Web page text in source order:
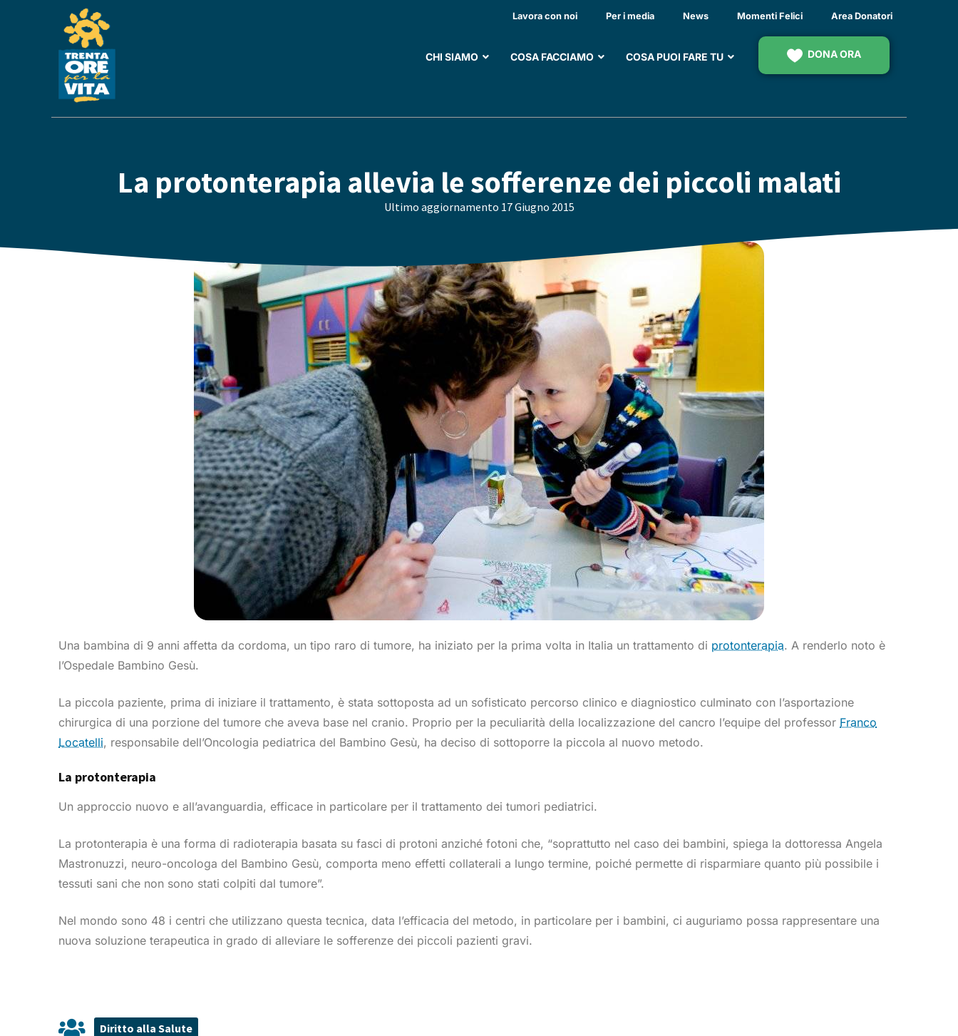
Lavora con noi Per i media News Momenti Felici Area Donatori
CHI SIAMO COSA FACCIAMO COSA PUOI FARE TU DONA ORA
La protonterapia allevia le sofferenze dei piccoli malati
Ultimo aggiornamento 17 Giugno 2015
Una bambina di 9 anni affetta da cordoma, un tipo raro di tumore, ha iniziato per la prima volta in Italia un trattamento di protonterapia. A renderlo noto è
l’Ospedale Bambino Gesù.
La piccola paziente, prima di iniziare il trattamento, è stata sottoposta ad un sofisticato percorso clinico e diagniostico culminato con l’asportazione
chirurgica di una porzione del tumore che aveva base nel cranio. Proprio per la peculiarità della localizzazione del cancro l’equipe del professor Franco
Locatelli, responsabile dell’Oncologia pediatrica del Bambino Gesù, ha deciso di sottoporre la piccola al nuovo metodo.
La protonterapia
Un approccio nuovo e all’avanguardia, efficace in particolare per il trattamento dei tumori pediatrici.
La protonterapia è una forma di radioterapia basata su fasci di protoni anziché fotoni che, “soprattutto nel caso dei bambini, spiega la dottoressa Angela
Mastronuzzi, neuro-oncologa del Bambino Gesù, comporta meno effetti collaterali a lungo termine, poiché permette di risparmiare quanto più possibile i
tessuti sani che non sono stati colpiti dal tumore”.
Nel mondo sono 48 i centri che utilizzano questa tecnica, data l’efficacia del metodo, in particolare per i bambini, ci auguriamo possa rappresentare una
nuova soluzione terapeutica in grado di alleviare le sofferenze dei piccoli pazienti gravi.
Diritto alla Salute